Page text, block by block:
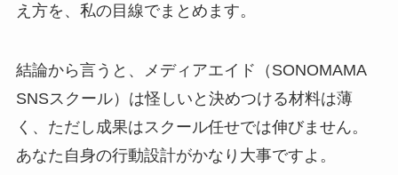
え方を、私の目線でまとめます。
結論から言うと、メディアエイド（SONOMAMA
SNSスクール）は怪しいと決めつける材料は薄
く、ただし成果はスクール任せでは伸びません。
あなた自身の行動設計がかなり大事ですよ。